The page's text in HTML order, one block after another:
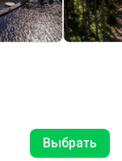
Выбрать